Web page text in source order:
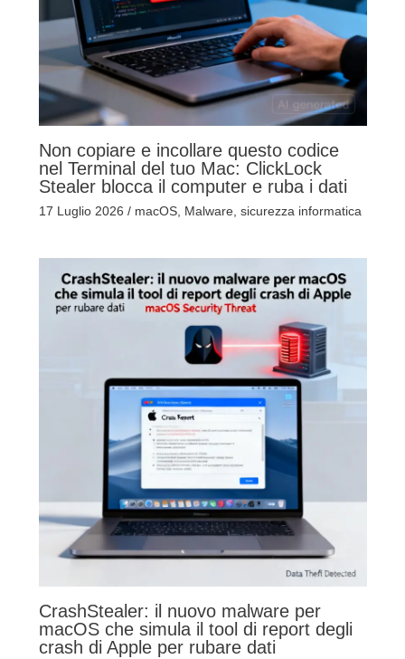
Non copiare e incollare questo codice
nel Terminal del tuo Mac: ClickLock
Stealer blocca il computer e ruba i dati
17 Luglio 2026 / macOS, Malware, sicurezza informatica
CrashStealer: il nuovo malware per
macOS che simula il tool di report degli
crash di Apple per rubare dati